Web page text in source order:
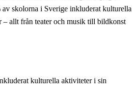
skolorna i Sverige inkluderat kulturella
– allt från teater och musik till bildkonst
kulturella aktiviteter i sin